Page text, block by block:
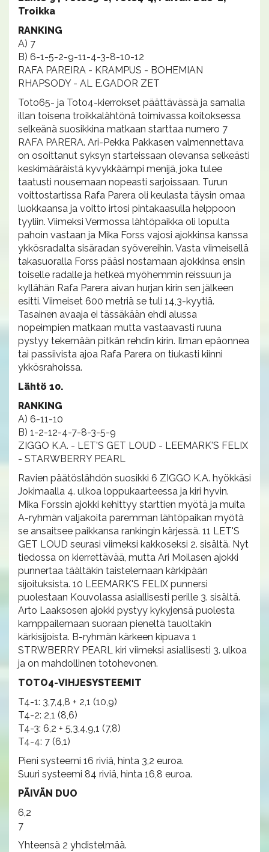
Troikka
RANKING
A) 7
B) 6-1-5-2-9-11-4-3-8-10-12
RAFA PAREIRA - KRAMPUS - BOHEMIAN
RHAPSODY - AL E.GADOR ZET
Toto65- ja Toto4-kierrokset päättävässä ja samalla
illan toisena troikkalähtönä toimivassa koitoksessa
selkeänä suosikkina matkaan starttaa numero 7
RAFA PARERA. Ari-Pekka Pakkasen valmennettava
on osoittanut syksyn starteissaan olevansa selkeästi
keskimääräistä kyvykkäämpi menijä, joka tulee
taatusti nousemaan nopeasti sarjoissaan. Turun
voittostartissa Rafa Parera oli keulasta täysin omaa
luokkaansa ja voitto irtosi pintakaasulla helppoon
tyyliin. Viimeksi Vermossa lähtöpaikka oli lopulta
pahoin vastaan ja Mika Forss vajosi ajokkinsa kanssa
ykkösradalta sisäradan syövereihin. Vasta viimeisellä
takasuoralla Forss pääsi nostamaan ajokkinsa ensin
toiselle radalle ja hetkeä myöhemmin reissuun ja
kyllähän Rafa Parera aivan hurjan kirin sen jälkeen
esitti. Viimeiset 600 metriä se tuli 14,3-kyytiä.
Tasainen avaaja ei tässäkään ehdi alussa
nopeimpien matkaan mutta vastaavasti ruuna
pystyy tekemään pitkän rehdin kirin. Ilman epäonnea
tai passiivista ajoa Rafa Parera on tiukasti kiinni
ykkösrahoissa.
Lähtö 10.
RANKING
A) 6-11-10
B) 1-2-12-4-7-8-3-5-9
ZIGGO K.A. - LET'S GET LOUD - LEEMARK'S FELIX
- STARWBERRY PEARL
Ravien päätöslähdön suosikki 6 ZIGGO K.A. hyökkäsi
Jokimaalla 4. ulkoa loppukaarteessa ja kiri hyvin.
Mika Forssin ajokki kehittyy starttien myötä ja muita
A-ryhmän valjakoita paremman lähtöpaikan myötä
se ansaitsee paikkansa rankingin kärjessä. 11 LET'S
GET LOUD seurasi viimeksi kakkoseksi 2. sisältä. Nyt
tiedossa on kierrettävää, mutta Ari Moilasen ajokki
punnertaa täältäkin taistelemaan kärkipään
sijoituksista. 10 LEEMARK'S FELIX punnersi
puolestaan Kouvolassa asiallisesti perille 3. sisältä.
Arto Laaksosen ajokki pystyy kykyjensä puolesta
kamppailemaan suoraan pieneltä tauoltakin
kärkisijoista. B-ryhmän kärkeen kipuava 1
STRWBERRY PEARL kiri viimeksi asiallisesti 3. ulkoa
ja on mahdollinen totohevonen.
TOTO4-VIHJESYSTEEMIT
T4-1: 3,7,4,8 + 2,1 (10,9)
T4-2: 2,1 (8,6)
T4-3: 6,2 + 5,3,4,9,1 (7,8)
T4-4: 7 (6,1)
Pieni systeemi 16 riviä, hinta 3,2 euroa.
Suuri systeemi 84 riviä, hinta 16,8 euroa.
PÄIVÄN DUO
6,2
7
Yhteensä 2 yhdistelmää.